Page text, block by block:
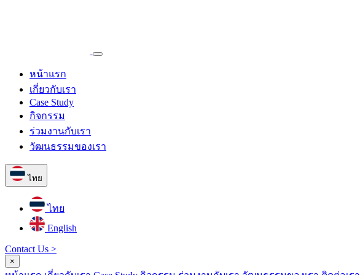
หน้าแรก
เกี่ยวกับเรา
Case Study
กิจกรรม
ร่วมงานกับเรา
วัฒนธรรมของเรา
ไทย
ไทย
English
Contact Us >
×